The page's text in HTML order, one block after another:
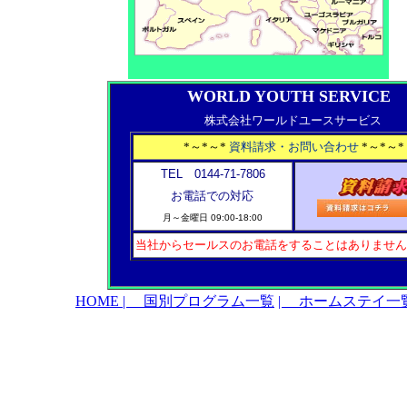
WORLD YOUTH SERVICE
株式会社ワールドユースサービス
*～*～* 資料請求・お問い合わせ *～*～*
TEL 0144-71-7806
お電話での対応
月～金曜日 09:00-18:00
当社からセールスのお電話をすることはありませ
HOME | 国別プログラム一覧 | ホームステイ一